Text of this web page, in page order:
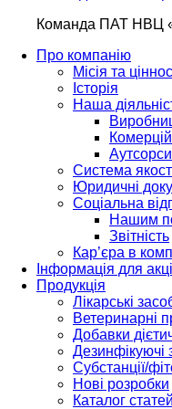
Команда ПАТ НВЦ
Про компанію
Місія та
Історія
Наша
Система
Юридичні
Соціальна
Нашим
Звітність
Кар’єра в
Інформація для
Продукція
Лікарські
Ветеринарні
Добавки
Субстанції/
Нові розробки
Каталог статей